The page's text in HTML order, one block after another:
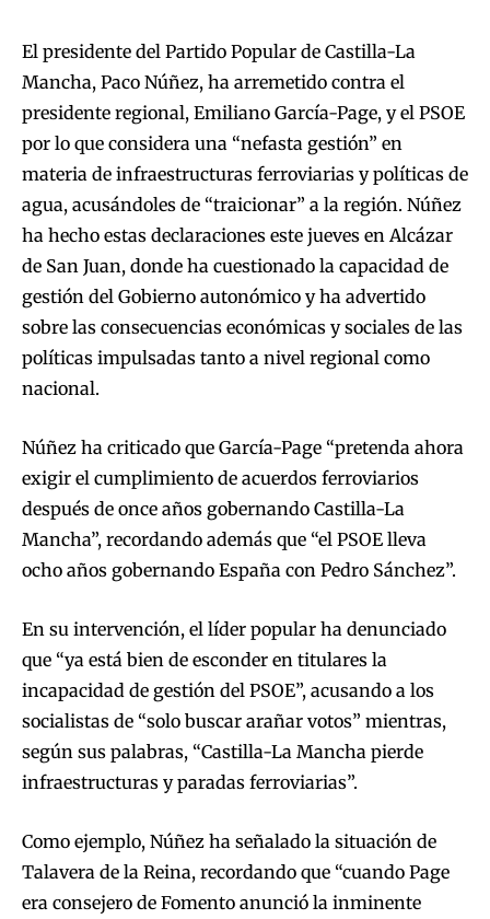
El presidente del Partido Popular de Castilla-La
Mancha, Paco Núñez, ha arremetido contra el
presidente regional, Emiliano García-Page, y el PSOE
por lo que considera una “nefasta gestión” en
materia de infraestructuras ferroviarias y políticas de
agua, acusándoles de “traicionar” a la región. Núñez
ha hecho estas declaraciones este jueves en Alcázar
de San Juan, donde ha cuestionado la capacidad de
gestión del Gobierno autonómico y ha advertido
sobre las consecuencias económicas y sociales de las
políticas impulsadas tanto a nivel regional como
nacional.
Núñez ha criticado que García-Page “pretenda ahora
exigir el cumplimiento de acuerdos ferroviarios
después de once años gobernando Castilla-La
Mancha”, recordando además que “el PSOE lleva
ocho años gobernando España con Pedro Sánchez”.
En su intervención, el líder popular ha denunciado
que “ya está bien de esconder en titulares la
incapacidad de gestión del PSOE”, acusando a los
socialistas de “solo buscar arañar votos” mientras,
según sus palabras, “Castilla-La Mancha pierde
infraestructuras y paradas ferroviarias”.
Como ejemplo, Núñez ha señalado la situación de
Talavera de la Reina, recordando que “cuando Page
era consejero de Fomento anunció la inminente